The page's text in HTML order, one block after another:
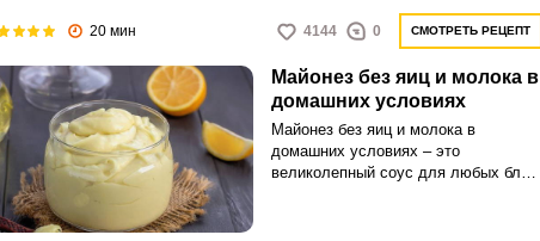
20 мин 4144 0 СМОТРЕТЬ РЕЦЕПТ
Майонез без яиц и молока в
домашних условиях
Майонез без яиц и молока в
домашних условиях – это
великолепный соус для любых блюд
или